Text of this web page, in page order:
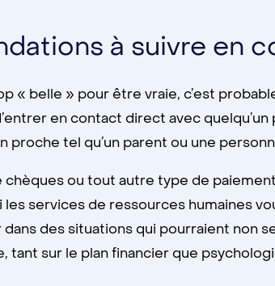
à suivre en
« belle » pour être vraie, c’est
en contact direct avec
proche tel qu’un parent ou une
chèques ou tout autre type de
les services de ressources humaines
des situations qui pourraient non
tant sur le plan financier que